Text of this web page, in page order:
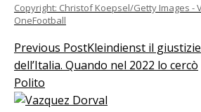
Copyright: Christof Koepsel/Getty Images -
OneFootball
Previous PostKleindienst il
dell’Italia. Quando nel 2022 lo cercò
Polito